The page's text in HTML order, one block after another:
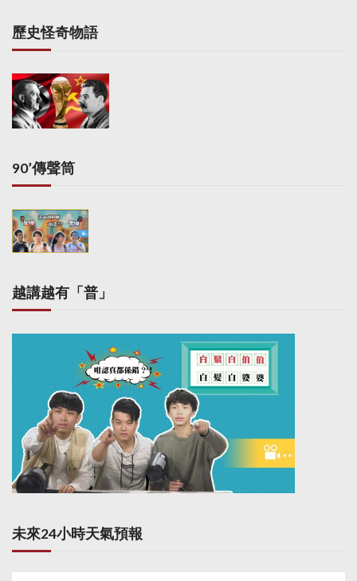
歷史怪奇物語
90’傳聲筒
越講越有「普」
未來24小時天氣預報